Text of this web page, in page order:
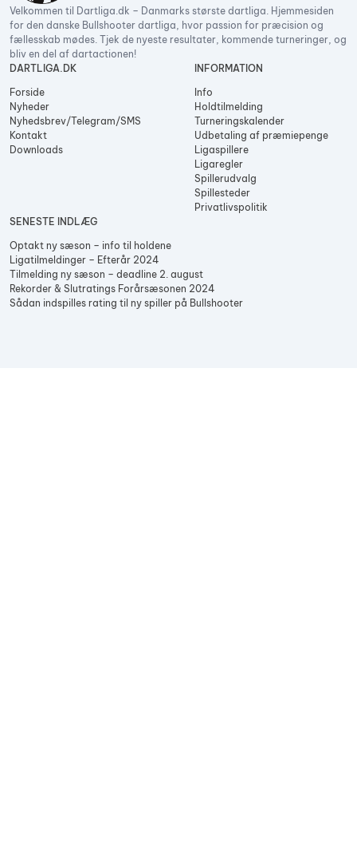
Velkommen til Dartliga.dk – Danmarks største dartliga. Hjemmesiden
for den danske Bullshooter dartliga, hvor passion for præcision og
fællesskab mødes. Tjek de nyeste resultater, kommende turneringer, og
bliv en del af dartactionen!
DARTLIGA.DK
Forside
Nyheder
Nyhedsbrev/Telegram/SMS
Kontakt
Downloads
INFORMATION
Info
Holdtilmelding
Turneringskalender
Udbetaling af præmiepenge
Ligaspillere
Ligaregler
Spillerudvalg
Spillesteder
Privatlivspolitik
SENESTE INDLÆG
Optakt ny sæson – info til holdene
Ligatilmeldinger – Efterår 2024
Tilmelding ny sæson – deadline 2. august
Rekorder & Slutratings Forårsæsonen 2024
Sådan indspilles rating til ny spiller på Bullshooter